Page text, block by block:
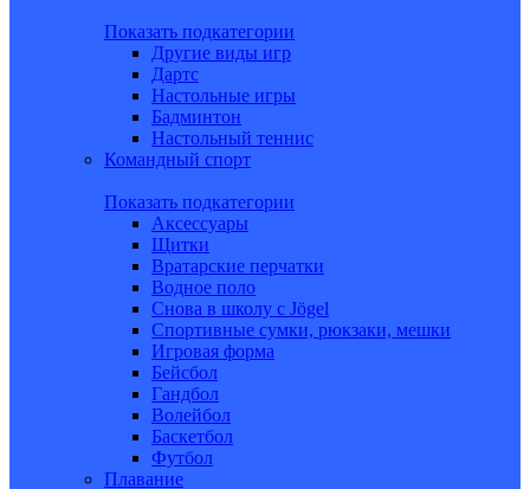
Показать подкатегории
Другие виды игр
Дартс
Настольные игры
Бадминтон
Настольный теннис
Командный спорт
Показать подкатегории
Аксессуары
Щитки
Вратарские перчатки
Водное поло
Снова в школу c Jögel
Спортивные сумки, рюкзаки, мешки
Игровая форма
Бейсбол
Гандбол
Волейбол
Баскетбол
Футбол
Плавание